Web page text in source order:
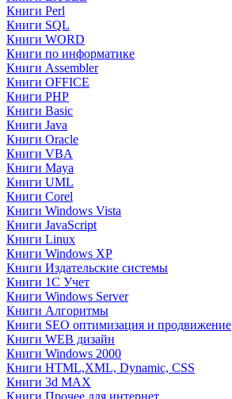
Книги Perl
Книги SQL
Книги WORD
Книги по информатике
Книги Assembler
Книги OFFICE
Книги PHP
Книги Basic
Книги Java
Книги Oracle
Книги VBA
Книги Maya
Книги UML
Книги Corel
Книги Windows Vista
Книги JavaScript
Книги Linux
Книги Windows XP
Книги Издательские системы
Книги 1C Учет
Книги Windows Server
Книги Алгоритмы
Книги SEO оптимизация и продвижение
Книги WEB дизайн
Книги Windows 2000
Книги HTML,XML, Dynamic, CSS
Книги 3d MAX
Книги Прочее для интернет